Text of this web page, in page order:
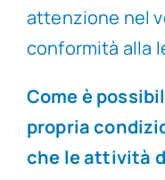
attenzione nel
conformità alla
Come è
propria
che le attività